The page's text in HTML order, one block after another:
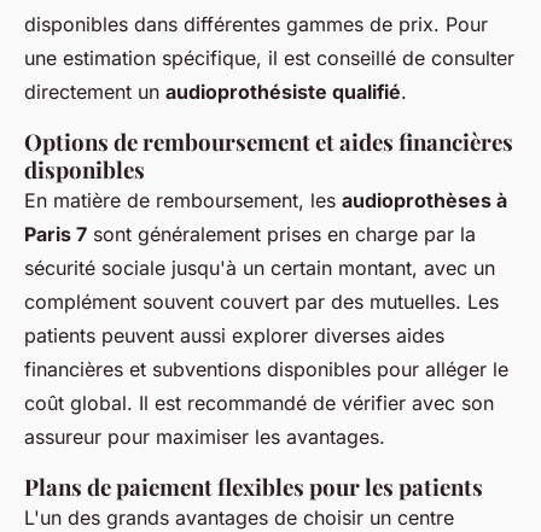
disponibles dans différentes gammes de prix. Pour
une estimation spécifique, il est conseillé de consulter
directement un audioprothésiste qualifié.
Options de remboursement et aides financières
disponibles
En matière de remboursement, les audioprothèses à
Paris 7 sont généralement prises en charge par la
sécurité sociale jusqu'à un certain montant, avec un
complément souvent couvert par des mutuelles. Les
patients peuvent aussi explorer diverses aides
financières et subventions disponibles pour alléger le
coût global. Il est recommandé de vérifier avec son
assureur pour maximiser les avantages.
Plans de paiement flexibles pour les patients
L'un des grands avantages de choisir un centre